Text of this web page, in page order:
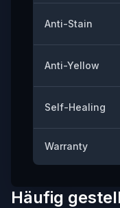
≤2
Keine sichtbaren
Anti-Stain
Anti-Yellow
Self-Healing
Warranty
Häufig